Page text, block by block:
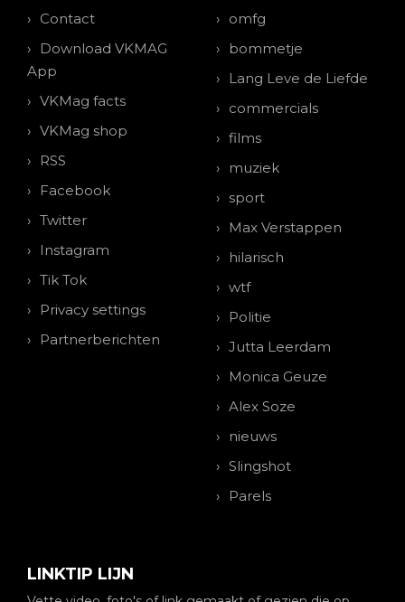
Contact
Download VKMAG
App
VKMag facts
VKMag shop
RSS
Facebook
Twitter
Instagram
Tik Tok
Privacy settings
Partnerberichten
omfg
bommetje
Lang Leve de Liefde
commercials
films
muziek
sport
Max Verstappen
hilarisch
wtf
Politie
Jutta Leerdam
Monica Geuze
Alex Soze
nieuws
Slingshot
Parels
LINKTIP LIJN